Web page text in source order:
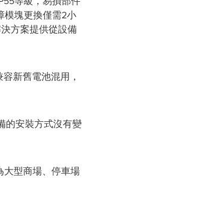
模塊更換僅需2小
方案提供從設備
新舊電池混用，
的安裝方式沒有變
大型商場、停車場